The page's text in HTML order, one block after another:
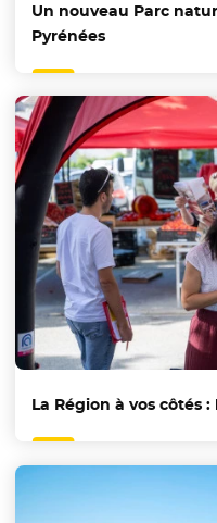
Un nouveau Parc
Pyrénées
La Région à vos côtés